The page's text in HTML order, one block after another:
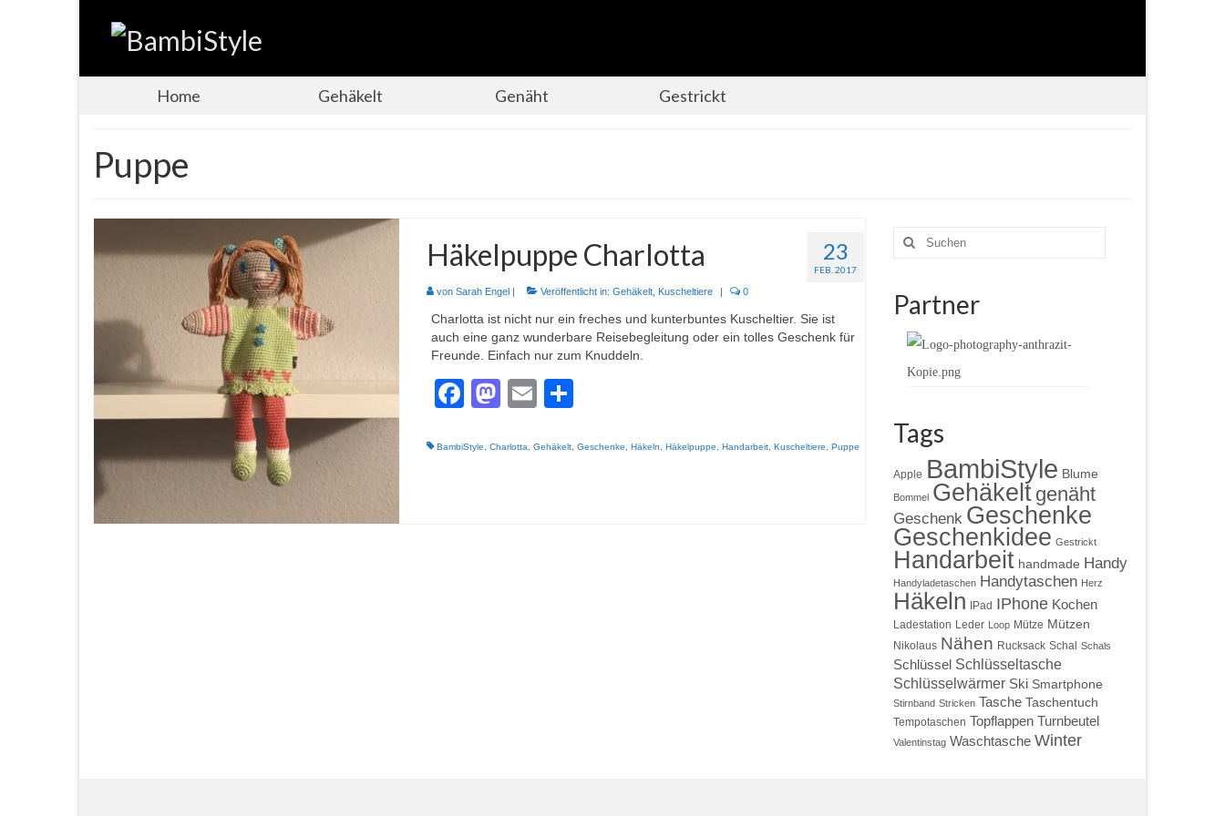
Home Gehäkelt Genäht Gestrickt
Puppe
23
FEB. 2017
Häkelpuppe Charlotta
von Sarah Engel Veröffentlicht in: Gehäkelt, Kuscheltiere 0
Charlotta ist nicht nur ein freches und kunterbuntes Kuscheltier. Sie ist
auch eine ganz wunderbare Reisebegleitung oder ein tolles Geschenk für
Freunde. Einfach nur zum Knuddeln.
Facebook
Mastodon
Email
BambiStyle, Charlotta, Gehäkelt, Geschenke, Häkeln, Häkelpuppe, Handarbeit, Kuscheltiere, Puppe
Suche
nach:
Partner
Tags
Apple BambiStyle Blume
Bommel Gehäkelt genäht
Geschenk Geschenke
Geschenkidee Gestrickt
Handarbeit handmade Handy
Handyladetaschen Handytaschen Herz
Häkeln IPad IPhone Kochen
Ladestation Leder Loop Mütze Mützen
Nikolaus Nähen Rucksack Schal Schals
Schlüssel Schlüsseltasche
Schlüsselwärmer Ski Smartphone
Stirnband Stricken Tasche Taschentuch
Tempotaschen Topflappen Turnbeutel
Valentinstag Waschtasche Winter